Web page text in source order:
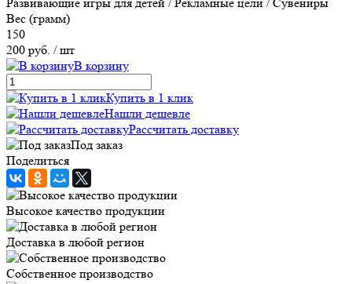
Вес (грамм)
150
200 руб. / шт
В корзину
Купить в 1 клик
Нашли дешевле
Рассчитать доставку
Под заказ
Поделиться
Высокое качество продукции
Доставка в любой регион
Собственное производство